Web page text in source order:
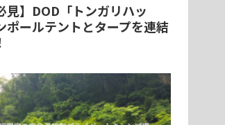
見】DOD「トンガリハッ
ポールテントとタープを連結